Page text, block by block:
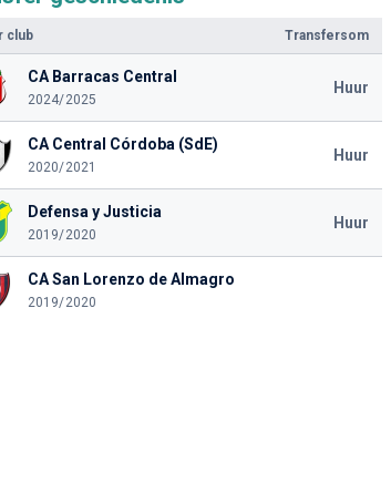
club Transfersom
CA Barracas Central
2024/2025
Huur
CA Central Córdoba (SdE)
2020/2021
Huur
Defensa y Justicia
2019/2020
Huur
CA San Lorenzo de Almagro
2019/2020